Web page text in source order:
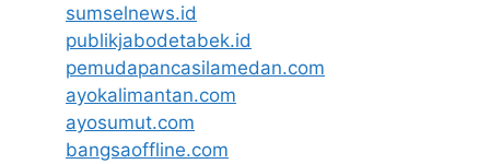
sumselnews.id
publikjabodetabek.id
pemudapancasilamedan.com
ayokalimantan.com
ayosumut.com
bangsaoffline.com